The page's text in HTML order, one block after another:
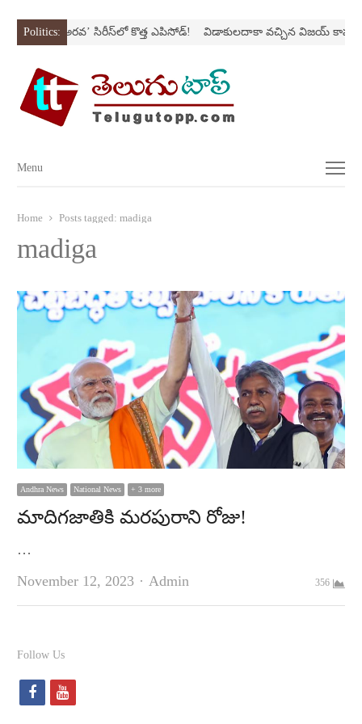
Politics:‘అర‌వ’ సిరీస్‌లో కొత్త ఎపిసోడ్‌! విడాకులదాకా వచ్చిన విజయ్‌ కాపురం
Menu
Menu
Home Posts tagged: madiga
madiga
Andhra News National News + 3 more
మాదిగజాతికి మరపురాని రోజు!
…
November 12, 2023
Author
Admin 356
Follow Us
f
y